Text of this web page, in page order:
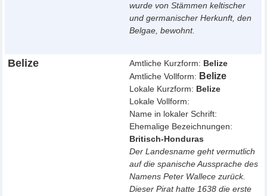
wurde von Stämmen keltischer
und germanischer Herkunft, den
Belgae, bewohnt.
Belize Amtliche Kurzform: Belize
Amtliche Vollform: Belize
Lokale Kurzform: Belize
Lokale Vollform:
Name in lokaler Schrift:
Ehemalige Bezeichnungen:
Britisch-Honduras
Der Landesname geht vermutlich
auf die spanische Aussprache des
Namens Peter Wallece zurück.
Dieser Pirat hatte 1638 die erste